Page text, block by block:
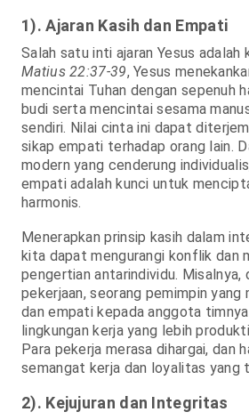
1). Ajaran Kasih dan Empati
Salah satu inti ajaran Yesus adalah
Matius 22:37-39, Yesus
mencintai Tuhan dengan sepenuh
budi serta mencintai sesama
sendiri. Nilai cinta ini dapat
sikap empati terhadap orang lain.
modern yang cenderung
empati adalah kunci untuk
harmonis.
Menerapkan prinsip kasih dalam
kita dapat mengurangi konflik dan
pengertian antarindividu. Misalnya,
pekerjaan, seorang pemimpin yang
dan empati kepada anggota
lingkungan kerja yang lebih
Para pekerja merasa dihargai, dan
semangat kerja dan loyalitas yang
2). Kejujuran dan Integritas